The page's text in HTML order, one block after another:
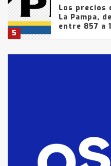
5
Los precios
La Pampa,
entre 857 a
fueron
tarde del